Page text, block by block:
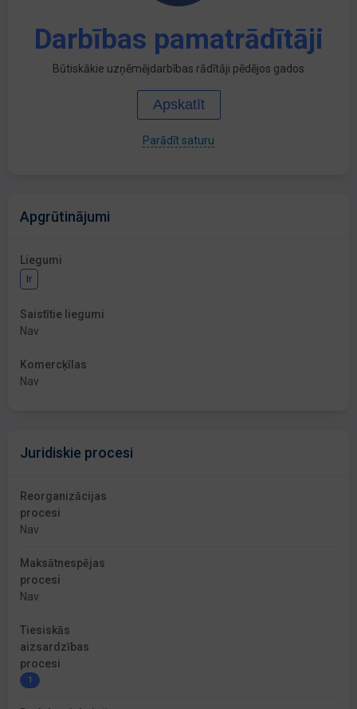
Darbības pamatrādītāji
Būtiskākie uzņēmējdarbības rādītāji pēdējos gados
Apskatīt
Parādīt saturu
Apgrūtinājumi
Liegumi
Ir
Saistītie liegumi
Nav
Komercķīlas
Nav
Juridiskie procesi
Reorganizācijas
procesi
Nav
Maksātnespējas
procesi
Nav
Tiesiskās
aizsardzības
procesi
1